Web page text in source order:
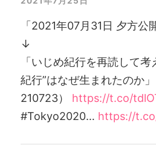
「2021年07月31日 夕方公
↓
「いじめ紀行を再読して
紀行”はなぜ生まれたのか
210723） https://t.co/
#Tokyo2020… https://